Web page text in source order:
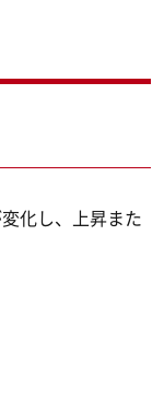
化し、上昇また